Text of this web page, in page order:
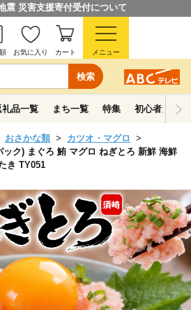
震 災害支援寄付受付について
検索
お気に入り カート メニュー
礼品一覧 まち一覧 特集 初心者ガイド
おさかな類
カツオ・マグロ
ク) まぐろ 鮪 マグロ ねぎとろ 新鮮 海鮮
き TY051